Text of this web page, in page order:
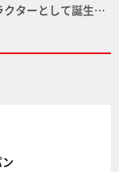
ターとして誕生し